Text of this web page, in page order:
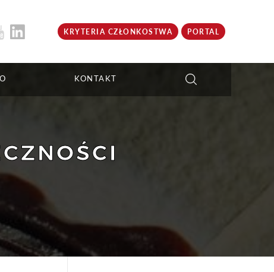
KRYTERIA CZŁONKOSTWA PORTAL
KONTAKT